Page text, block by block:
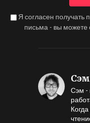
Я согласен получать
письма - вы можете
Сэм -